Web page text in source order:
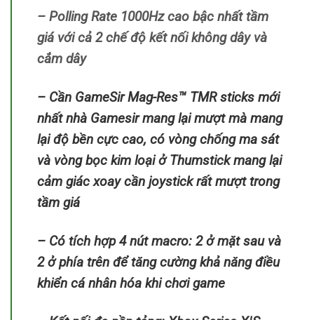
– Polling Rate 1000Hz cao bậc nhất tầm
giá với cả 2 chế độ kết nối không dây và
cắm dây
– Cần GameSir Mag-Res™ TMR sticks mới
nhất nhà Gamesir mang lại mượt mà mang
lại độ bền cực cao, có vòng chống ma sát
và vòng bọc kim loại ở Thumstick mang lại
cảm giác xoay cần joystick rất mượt trong
tầm giá
– Có tích hợp 4 nút macro: 2 ở mặt sau và
2 ở phía trên để tăng cường khả năng điều
khiển cá nhân hóa khi chơi game